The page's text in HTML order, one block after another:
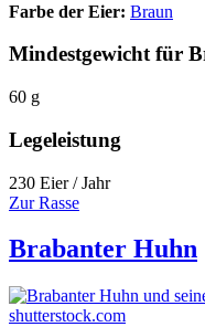
Farbe der Eier: Braun
Mindestgewicht für
60 g
Legeleistung
230 Eier / Jahr
Zur Rasse
Brabanter Huhn
shutterstock.com